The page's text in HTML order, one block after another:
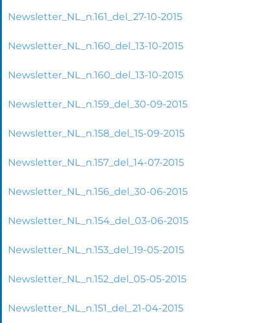
Newsletter_NL_n.161_del_27-10-2015
Newsletter_NL_n.160_del_13-10-2015
Newsletter_NL_n.160_del_13-10-2015
Newsletter_NL_n.159_del_30-09-2015
Newsletter_NL_n.158_del_15-09-2015
Newsletter_NL_n.157_del_14-07-2015
Newsletter_NL_n.156_del_30-06-2015
Newsletter_NL_n.154_del_03-06-2015
Newsletter_NL_n.153_del_19-05-2015
Newsletter_NL_n.152_del_05-05-2015
Newsletter_NL_n.151_del_21-04-2015